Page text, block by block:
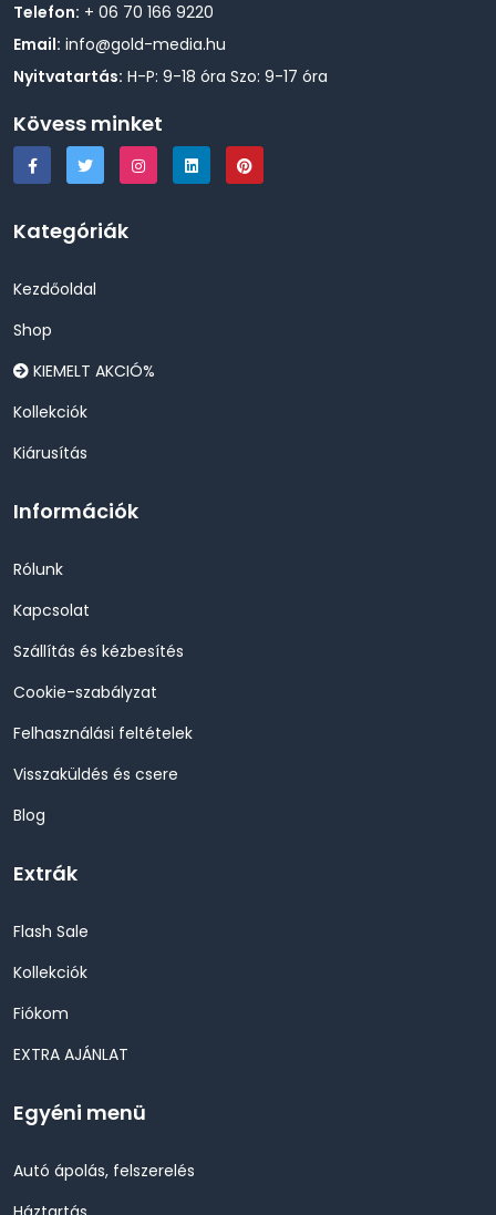
Telefon: + 06 70 166 9220
Email: info@gold-media.hu
Nyitvatartás: H-P: 9-18 óra Szo: 9-17 óra
Kövess minket
Kategóriák
Kezdőoldal
Shop
KIEMELT AKCIÓ%
Kollekciók
Kiárusítás
Információk
Rólunk
Kapcsolat
Szállítás és kézbesítés
Cookie-szabályzat
Felhasználási feltételek
Visszaküldés és csere
Blog
Extrák
Flash Sale
Kollekciók
Fiókom
EXTRA AJÁNLAT
Egyéni menü
Autó ápolás, felszerelés